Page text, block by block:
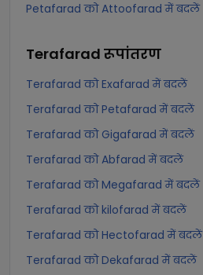
Petafarad को Attoofarad में बदलें
Terafarad रूपांतरण
Terafarad को Exafarad में बदलें
Terafarad को Petafarad में बदलें
Terafarad को Gigafarad में बदलें
Terafarad को Abfarad में बदलें
Terafarad को Megafarad में बदलें
Terafarad को kilofarad में बदलें
Terafarad को Hectofarad में बदलें
Terafarad को Dekafarad में बदलें